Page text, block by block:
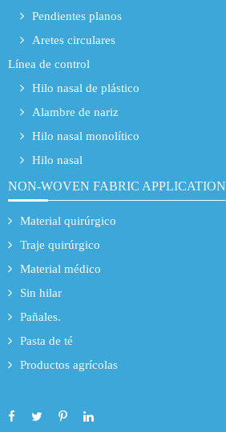
Pendientes planos
Aretes circulares
Línea de control
Hilo nasal de plástico
Alambre de nariz
Hilo nasal monolítico
Hilo nasal
NON-WOVEN FABRIC APPLICATION
Material quirúrgico
Traje quirúrgico
Material médico
Sin hilar
Pañales.
Pasta de té
Productos agrícolas